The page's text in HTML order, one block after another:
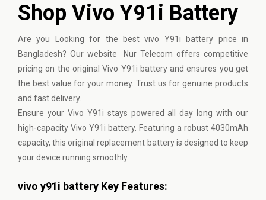
Shop Vivo Y91i Battery
Are you Looking for the bestvivo Y91i battery price in
Bangladesh? Our website Nur Telecom offers competitive
pricing on the original Vivo Y91i battery and ensures you get
the best value for your money. Trust us for genuine products
and fast delivery.
Ensure your Vivo Y91i stays powered all day long with our
high-capacity Vivo Y91i battery. Featuring a robust 4030mAh
capacity, this original replacement battery is designed to keep
your device running smoothly.
vivo y91i battery Key Features: